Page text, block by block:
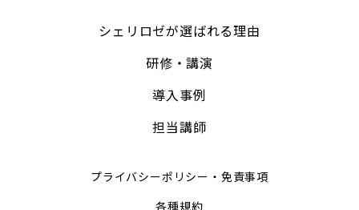
シェリロゼが選ばれる理由
研修・講演
導入事例
担当講師
プライバシーポリシー・免責事項
各種規約